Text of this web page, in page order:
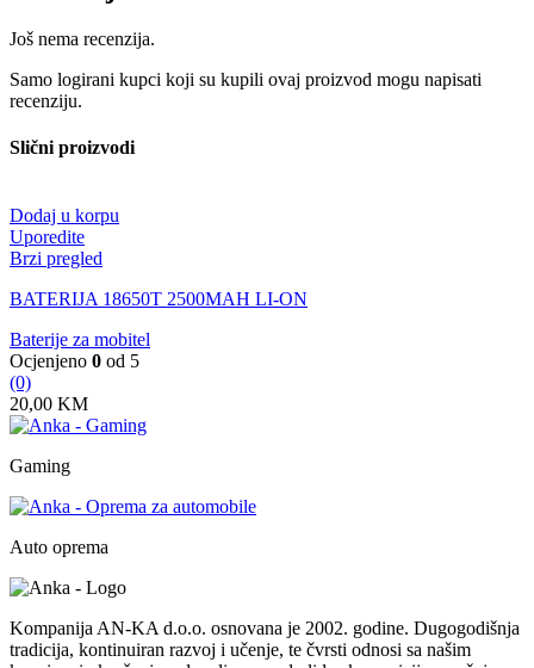
Još nema recenzija.
Samo logirani kupci koji su kupili ovaj proizvod mogu napisati
recenziju.
Slični proizvodi
Dodaj u korpu
Uporedite
Brzi pregled
BATERIJA 18650T 2500MAH LI-ON
Baterije za mobitel
Ocjenjeno 0 od 5
(0)
20,00 KM
Gaming
Auto oprema
Kompanija AN-KA d.o.o. osnovana je 2002. godine. Dugogodišnja
tradicija, kontinuiran razvoj i učenje, te čvrsti odnosi sa našim